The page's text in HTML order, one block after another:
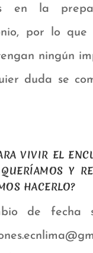
en la
por lo que
ningún
duda se
VIVIR EL
Y
HACERLO?
de fecha